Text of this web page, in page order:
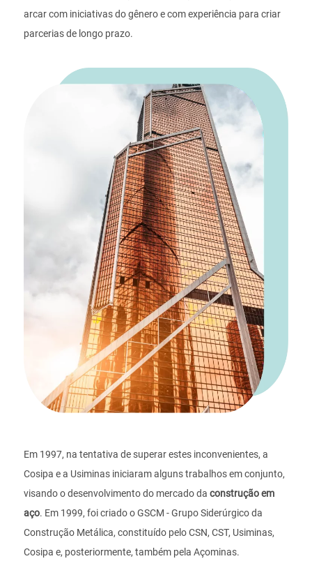
arcar com iniciativas do gênero e com experiência para criar
parcerias de longo prazo.
Em 1997, na tentativa de superar estes inconvenientes, a
Cosipa e a Usiminas iniciaram alguns trabalhos em conjunto,
visando o desenvolvimento do mercado daconstrução em
aço. Em 1999, foi criado o GSCM - Grupo Siderúrgico da
Construção Metálica, constituído pelo CSN, CST, Usiminas,
Cosipa e, posteriormente, também pela Açominas.